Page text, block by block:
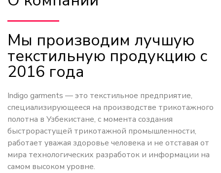
Мы производим лучшую
текстильную продукцию с
2016 года
Indigo garments — это текстильное предприятие,
специализирующееся на производстве трикотажного
полотна в Узбекистане, с момента создания
быстрорастущей трикотажной промышленности,
работает уважая здоровье человека и не отставая от
мира технологических разработок и информации на
самом высоком уровне.